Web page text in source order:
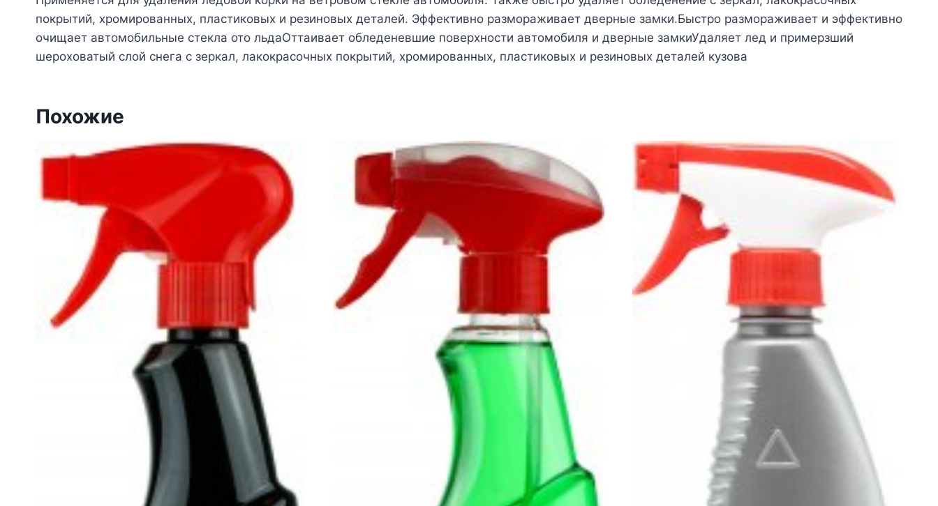
покрытий, хромированных, пластиковых и резиновых деталей. Эффективно размораживает дверные замки.Быстро размораживает и эффективно
очищает автомобильные стекла ото льдаОттаивает обледеневшие поверхности автомобиля и дверные замкиУдаляет лед и примерзший
шероховатый слой снега с зеркал, лакокрасочных покрытий, хромированных, пластиковых и резиновых деталей кузова
Похожие